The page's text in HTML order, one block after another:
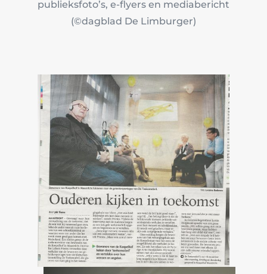
publieksfoto’s, e-flyers en mediabericht
(©dagblad De Limburger)